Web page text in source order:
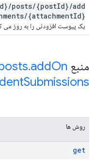
/posts/{postId}/add
/{attachmentId}
یک پیوست افزودنی را به روز می
منبع REST: .addOn
Submissions
روش ها
get